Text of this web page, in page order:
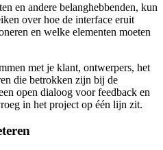
en andere belanghebbenden, kun
over hoe de interface eruit
en welke elementen moeten
met je klant, ontwerpers, het
die betrokken zijn bij de
open dialoog voor feedback en
in het project op één lijn zit.